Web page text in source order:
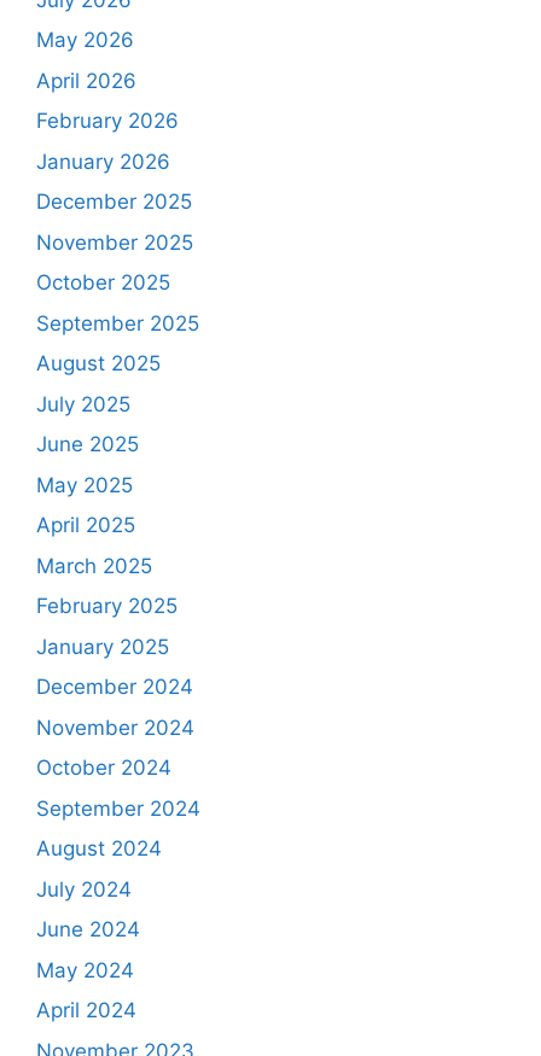
May 2026
April 2026
February 2026
January 2026
December 2025
November 2025
October 2025
September 2025
August 2025
July 2025
June 2025
May 2025
April 2025
March 2025
February 2025
January 2025
December 2024
November 2024
October 2024
September 2024
August 2024
July 2024
June 2024
May 2024
April 2024
November 2023